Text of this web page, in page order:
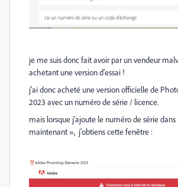
je me suis donc fait avoir par un vendeur
achetant une version d'essai !
j'ai donc acheté une version officielle de
2023 avec un numéro de série / licence.
mais lorsque j'ajoute le numéro de série
maintenant », j'obtiens cette fenêtre :